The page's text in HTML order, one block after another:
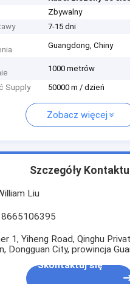
Zbywalny
7-15 dni
Guangdong, Chiny
1000 metrów
Supply 50000 m / dzień
Zobacz więcej
Szczegóły Kontaktu
Liu
1, Yiheng Road, Qinghu
Dongguan City, prowincja
Skontaktuj się